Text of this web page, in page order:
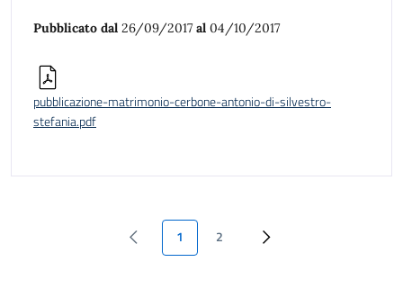
Pubblicato dal 26/09/2017al 04/10/2017
pubblicazione-matrimonio-cerbone-antonio-di-silvestro-
stefania.pdf
1 2